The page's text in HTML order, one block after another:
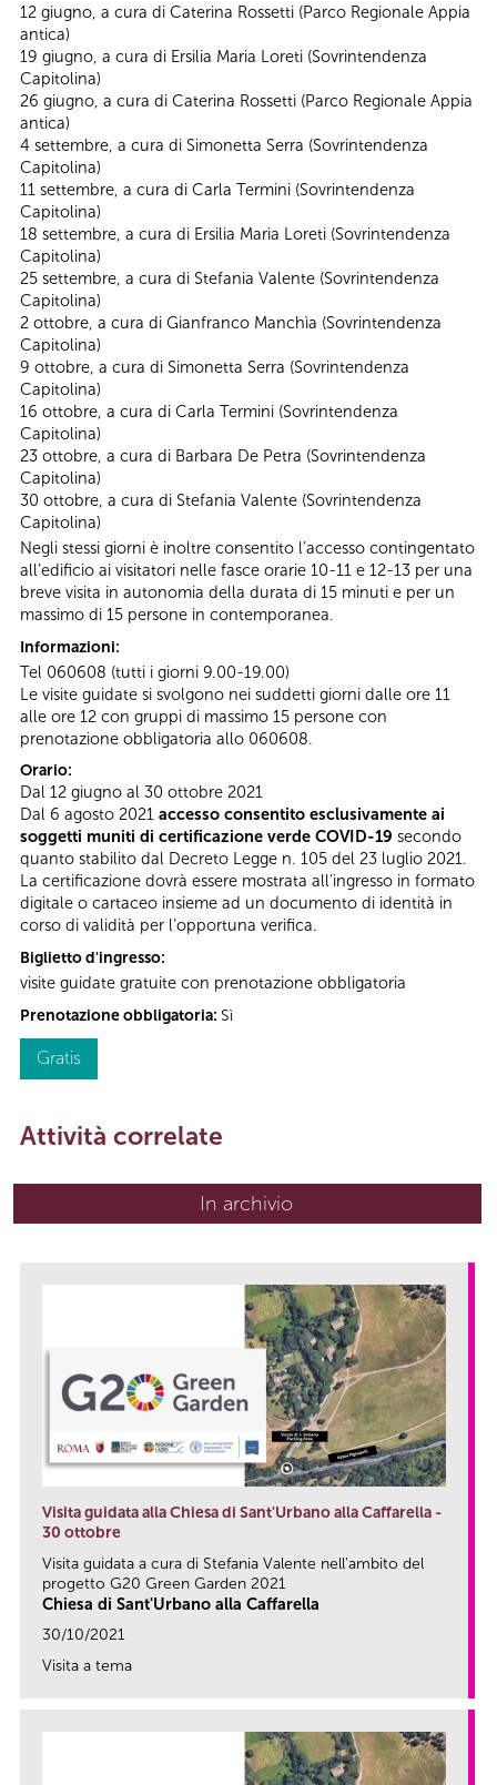
12 giugno, a cura di Caterina Rossetti (Parco Regionale Appia
antica)
19 giugno, a cura di Ersilia Maria Loreti (Sovrintendenza
Capitolina)
26 giugno, a cura di Caterina Rossetti (Parco Regionale Appia
antica)
4 settembre, a cura di Simonetta Serra (Sovrintendenza
Capitolina)
11 settembre, a cura di Carla Termini (Sovrintendenza
Capitolina)
18 settembre, a cura di Ersilia Maria Loreti (Sovrintendenza
Capitolina)
25 settembre, a cura di Stefania Valente (Sovrintendenza
Capitolina)
2 ottobre, a cura di Gianfranco Manchìa (Sovrintendenza
Capitolina)
9 ottobre, a cura di Simonetta Serra (Sovrintendenza
Capitolina)
16 ottobre, a cura di Carla Termini (Sovrintendenza
Capitolina)
23 ottobre, a cura di Barbara De Petra (Sovrintendenza
Capitolina)
30 ottobre, a cura di Stefania Valente (Sovrintendenza
Capitolina)
Negli stessi giorni è inoltre consentito l’accesso contingentato
all’edificio ai visitatori nelle fasce orarie 10-11 e 12-13 per una
breve visita in autonomia della durata di 15 minuti e per un
massimo di 15 persone in contemporanea.
Informazioni:
Tel 060608 (tutti i giorni 9.00-19.00)
Le visite guidate si svolgono nei suddetti giorni dalle ore 11
alle ore 12 con gruppi di massimo 15 persone con
prenotazione obbligatoria allo 060608.
Orario:
Dal 12 giugno al 30 ottobre 2021
Dal 6 agosto 2021 accesso consentito esclusivamente ai
soggetti muniti di certificazione verde COVID-19 secondo
quanto stabilito dal Decreto Legge n. 105 del 23 luglio 2021.
La certificazione dovrà essere mostrata all’ingresso in formato
digitale o cartaceo insieme ad un documento di identità in
corso di validità per l’opportuna verifica.
Biglietto d'ingresso:
visite guidate gratuite con prenotazione obbligatoria
Prenotazione obbligatoria: Sì
Gratis
Attività correlate
In archivio
Visita guidata alla Chiesa di Sant'Urbano alla Caffarella -
30 ottobre
Visita guidata a cura di Stefania Valente nell'ambito del
progetto G20 Green Garden 2021
Chiesa di Sant'Urbano alla Caffarella
30/10/2021
Visita a tema